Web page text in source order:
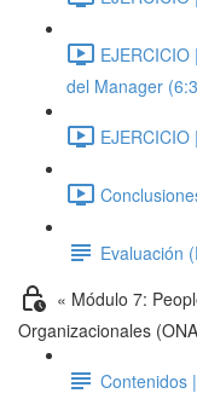
del Manager
Evaluación
« Módulo 7:
Organizacionales
Contenidos